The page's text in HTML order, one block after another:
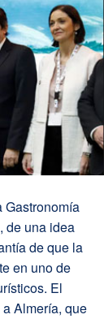
Gastronomía
de una idea
de que la
en uno de
El
Almería, que